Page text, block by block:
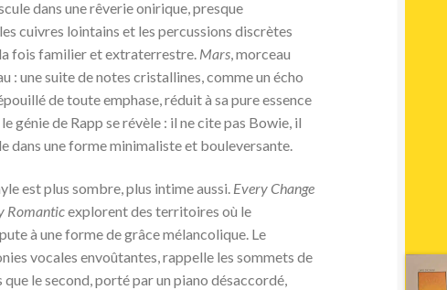
dans une rêverie onirique, presque
cuivres lointains et les percussions discrètes
fois familier et extraterrestre. Mars , morceau
: une suite de notes cristallines, comme un écho
de toute emphase, réduit à sa pure essence
génie de Rapp se révèle : il ne cite pas Bowie, il
dans une forme minimaliste et bouleversante.
est plus sombre, plus intime aussi. Every Change
Romanticexplorent des territoires où le
à une forme de grâce mélancolique. Le
vocales envoûtantes, rappelle les sommets de
le second, porté par un piano désaccordé,